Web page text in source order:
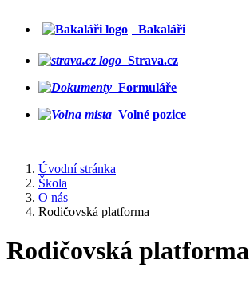
Bakaláři
Strava.cz
Formuláře
Volné pozice
Úvodní stránka
Škola
O nás
Rodičovská platforma
Rodičovská platforma